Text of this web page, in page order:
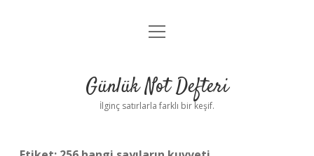
Anasayfa
Yasal Uyarı
menüyü
Günlük Not Defteri
İlginç satırlarla farklı bir keşif.